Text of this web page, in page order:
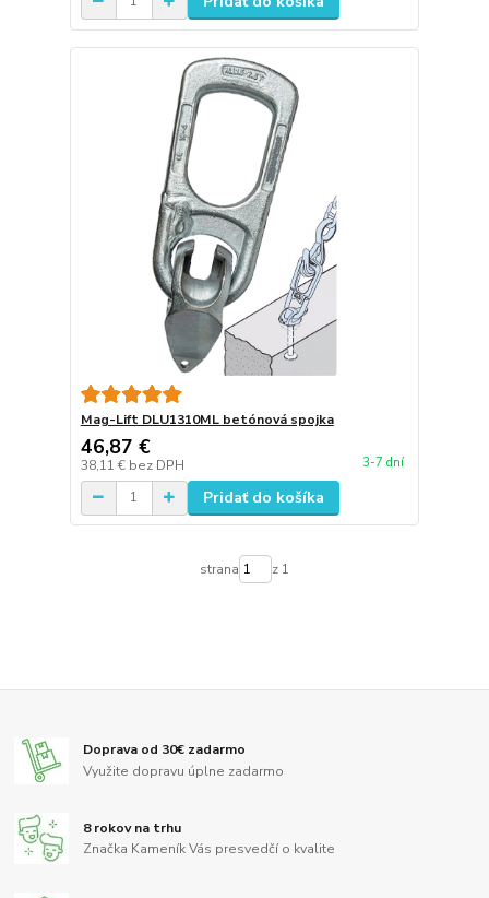
Mag-Lift DLU1310ML betónová spojka
46,87 €
38,11 € bez DPH 3-7 dní
Pridať do košíka
strana z 1
Doprava od 30€ zadarmo
Využite dopravu úplne zadarmo
8 rokov na trhu
Značka Kameník Vás presvedčí o kvalite